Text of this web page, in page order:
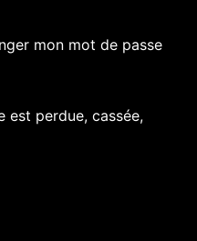
mon mot de passe
est perdue, cassée,